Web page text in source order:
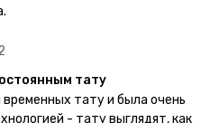
тату
тату и была очень
- тату выглядят, как